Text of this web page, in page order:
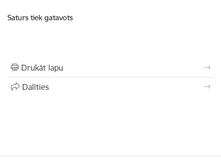
Saturs tiek gatavots
Drukāt lapu
Dalīties